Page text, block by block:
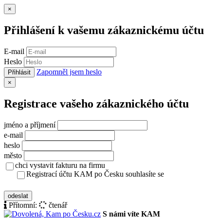
×
Přihlášení k vašemu zákaznickému účtu
E-mail
Heslo
Přihlásit Zapomněl jsem heslo
×
Registrace vašeho zákaznického účtu
jméno a příjmení
e-mail
heslo
město
chci vystavit fakturu na firmu
Registrací účtu KAM po Česku souhlasíte se
odeslat
Přítomní:
čtenář
S námi víte KAM